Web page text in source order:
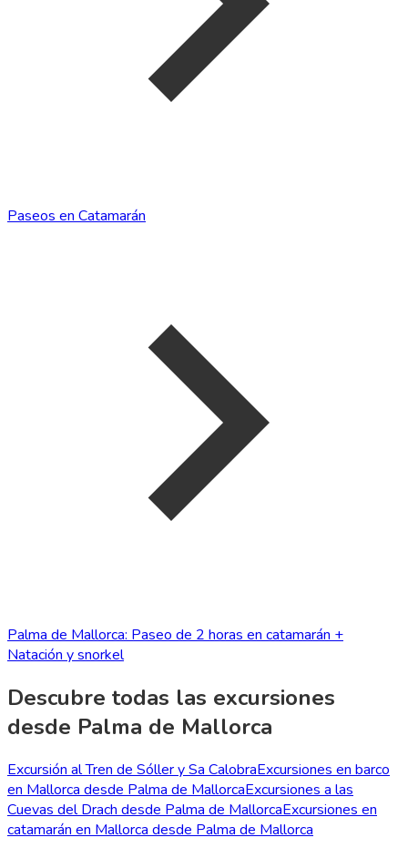
Paseos en Catamarán
Palma de Mallorca: Paseo de 2 horas en catamarán +
Natación y snorkel
Descubre todas las excursiones
desde Palma de Mallorca
Excursión al Tren de Sóller y Sa CalobraExcursiones en barco
en Mallorca desde Palma de MallorcaExcursiones a las
Cuevas del Drach desde Palma de MallorcaExcursiones en
catamarán en Mallorca desde Palma de Mallorca